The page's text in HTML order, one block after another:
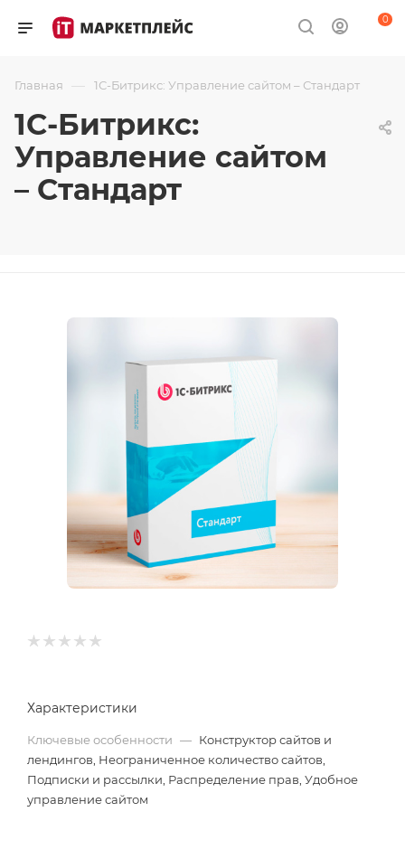
0
Главная — 1С-Битрикс: Управление сайтом – Стандарт
1С-Битрикс:
Управление сайтом
– Стандарт
Характеристики
Ключевые особенности — Конструктор сайтов и
лендингов, Неограниченное количество сайтов,
Подписки и рассылки, Распределение прав, Удобное
управление сайтом